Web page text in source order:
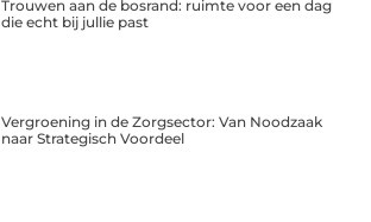
Trouwen aan de bosrand: ruimte voor een dag
die echt bij jullie past
Vergroening in de Zorgsector: Van Noodzaak
naar Strategisch Voordeel